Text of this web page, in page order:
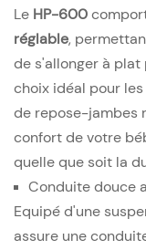
Le HP-600
réglable,
de s'allonger à plat
choix idéal pour
de repose-jambes
confort de votre
quelle que soit la
Conduite douce
Equipé d'une
assure une